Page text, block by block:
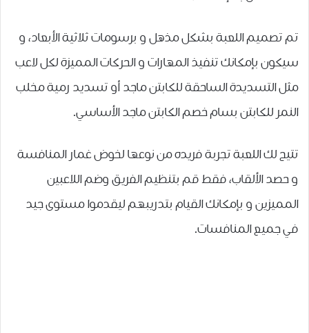
تم تصميم اللعبة بشكل مذهل و برسومات ثلاثية الأبعاد، و
سيكون بإمكانك ﺗﻨﻔﻴﺬ المهارات و الحركات المميزة لكل لاعب
مثل ﺍﻟﺘﺴﺪﻳﺪﺓ ﺍﻟﺴﺎﺣﻘﺔ ﻟﻠﻜﺎﺑﺘﻦ ﻣﺎﺟﺪ ﺃﻭ ﺗﺴﺪﻳﺪ ﺭﻣﻴﺔ ﻣﺨﻠﺐ
ﺍﻟﻨﻤﺮ ﻟﻠﻜﺎﺑﺘﻦ ﺑﺴﺎﻡ ﺧﺼﻢ ﺍﻟﻜﺎﺑﺘﻦ ﻣﺎﺟﺪ ﺍﻷﺳﺎﺳﻲ.
تتيح لك اللعبة تجربة فريده من نوعها لخوض غمار المنافسة
و حصد الألقاب، فقط قم بتنظيم الفريق وضم اللاعبين
المميزين و بإمكانك القيام بتدريبهم ليقدموا مستوى جيد
في جميع المنافسات.